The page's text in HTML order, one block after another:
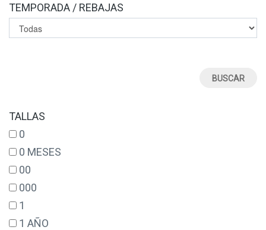
TEMPORADA / REBAJAS
TALLAS
0
0 MESES
00
000
1
1 AÑO